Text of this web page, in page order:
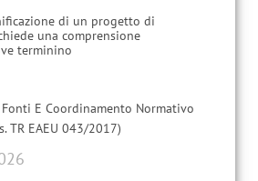
di un progetto di
una comprensione
terminino
E Coordinamento Normativo
TR EAEU 043/2017)